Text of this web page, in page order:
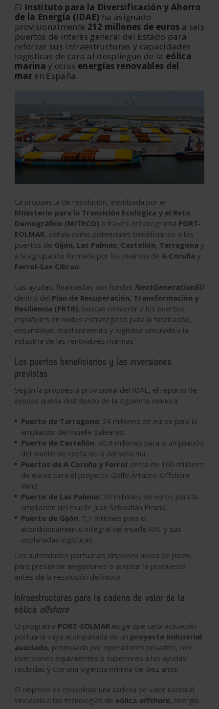
El Instituto para la Diversificación y Ahorro
de la Energía (IDAE) ha asignado
provisionalmente 212 millones de euros a seis
puertos de interés general del Estado para
reforzar sus infraestructuras y capacidades
logísticas de cara al despliegue de la eólica
marina y otras energías renovables del
mar en España.
La propuesta de resolución, impulsada por el
Ministerio para la Transición Ecológica y el Reto
Demográfico (MITECO) a través del programa PORT-
EOLMAR, señala como potenciales beneficiarios a los
puertos de Gijón, Las Palmas, Castellón, Tarragona y
a la agrupación formada por los puertos de A Coruña y
Ferrol-San Cibrao.
Las ayudas, financiadas con fondos NextGenerationEU
dentro del Plan de Recuperación, Transformación y
Resiliencia (PRTR), buscan convertir a los puertos
españoles en nodos estratégicos para la fabricación,
ensamblaje, mantenimiento y logística vinculada a la
industria de las renovables marinas.
Los puertos beneficiarios y las inversiones
previstas
Según la propuesta provisional del IDAE, el reparto de
ayudas queda distribuido de la siguiente manera:
Puerto de Tarragona: 24 millones de euros para la
ampliación del muelle Baleares.
Puerto de Castellón: 50,8 millones para la ampliación
del muelle de costa de la dársena sur.
Puertos de A Coruña y Ferrol: cerca de 100 millones
de euros para el proyecto Golfo Ártabro-Offshore
Wind.
Puerto de Las Palmas: 30 millones de euros para la
ampliación del muelle Juan Sebastián Elcano.
Puerto de Gijón: 7,1 millones para el
acondicionamiento integral del muelle RAF y sus
explanadas logísticas.
Las autoridades portuarias disponen ahora de plazo
para presentar alegaciones o aceptar la propuesta
antes de la resolución definitiva.
Infraestructuras para la cadena de valor de la
eólica offshore
El programa PORT-EOLMAR exige que cada actuación
portuaria vaya acompañada de un proyecto industrial
asociado, promovido por operadores privados, con
inversiones equivalentes o superiores a las ayudas
recibidas y con una vigencia mínima de diez años.
El objetivo es consolidar una cadena de valor nacional
vinculada a las tecnologías de eólica offshore, energía